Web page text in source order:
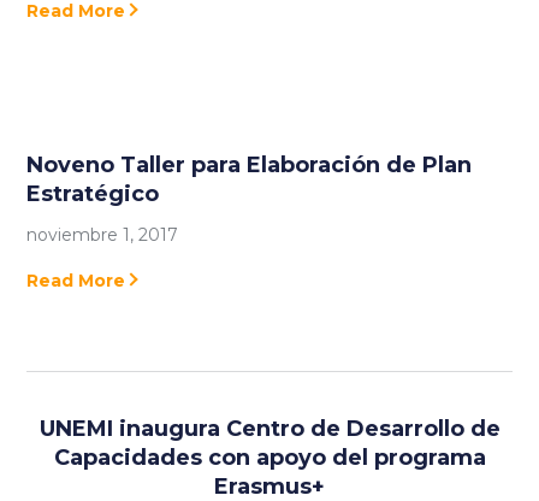
Read More
Noveno Taller para Elaboración de Plan
Estratégico
noviembre 1, 2017
Read More
UNEMI inaugura Centro de Desarrollo de
Capacidades con apoyo del programa
Erasmus+